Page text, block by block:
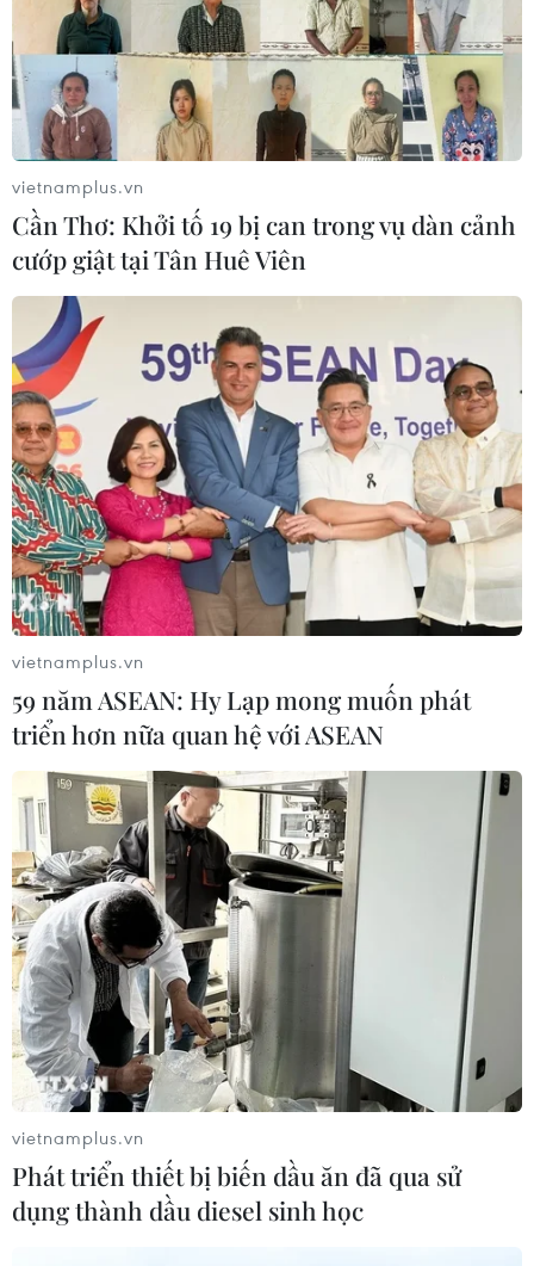
vietnamplus.vn
Cần Thơ: Khởi tố 19 bị can trong vụ dàn cảnh
cướp giật tại Tân Huê Viên
vietnamplus.vn
59 năm ASEAN: Hy Lạp mong muốn phát
triển hơn nữa quan hệ với ASEAN
vietnamplus.vn
Phát triển thiết bị biến dầu ăn đã qua sử
dụng thành dầu diesel sinh học